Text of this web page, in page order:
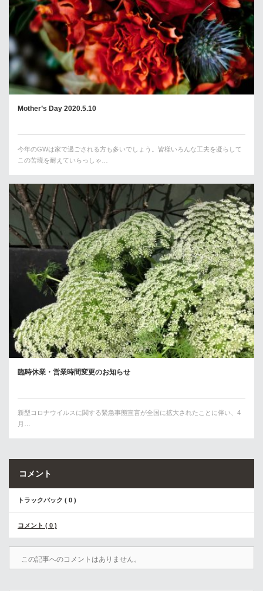
Mother’s Day 2020.5.10
今年のGWは家で過ごされる方も多いでしょう。皆様いろんな工夫を凝らして
この苦境を耐えていらっしゃ…
臨時休業・営業時間変更のお知らせ
新型コロナウイルスに関する緊急事態宣言が全国に拡大されたことに伴い、4
月…
コメント
トラックバック ( 0 )
コメント ( 0 )
この記事へのコメントはありません。